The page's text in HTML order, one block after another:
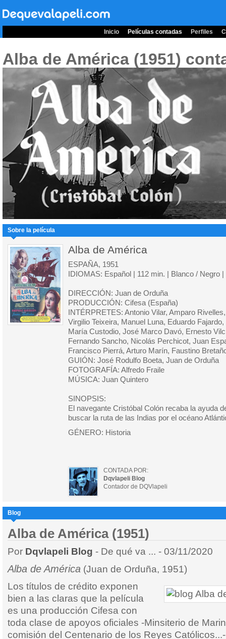
Inicio Películas contadas Perfiles
Alba de América (1951)
Sobre la película
Alba de América
ESPAÑA, 1951
IDIOMAS: Español | 112 min. | Blanco / Negro
DIRECCIÓN: Juan de Orduña
PRODUCCIÓN: Cifesa (España)
INTÉRPRETES: Antonio Vilar, Amparo
Virgilio Teixeira, Manuel Luna, Eduardo
María Custodio, José Marco Davó, Ernesto
Fernando Sancho, Nicolás Perchicot, Juan
Francisco Pierrá, Arturo Marín, Faustino
GUIÓN: José Rodulfo Boeta, Juan de Orduña
FOTOGRAFÍA: Alfredo Fraile
MÚSICA: Juan Quintero
SINOPSIS:
El navegante Cristóbal Colón recaba la ayuda
buscar la ruta de las Indias por el océano
GÉNERO: Historia
CONTADA POR:
Dqvlapeli Blog
Contador de DQVlapeli
Blog
Alba de América (1951)
Por Dqvlapeli Blog - De qué va ... - 03/11/2020
Alba de América (Juan de Orduña, 1951)
Los títulos de crédito exponen
bien a las claras que la película
es una producción Cifesa con
toda clase de apoyos oficiales -Minsiterio de
comisión del Centenario de los Reyes